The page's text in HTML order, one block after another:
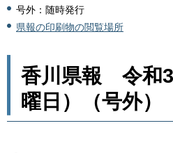
号外：随時発行
県報の印刷物の閲覧場所
香川県報 令和
曜日）（号外）